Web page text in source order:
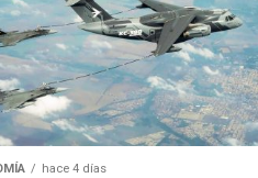
hace 4 días